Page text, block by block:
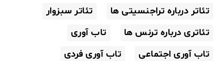
تئاتر درباره تراجنسیتی ها
تئاتر سبزوار
تئاتری درباره ترنس ها
تاب آوری
تاب آوری اجتماعی
تاب آوری فردی